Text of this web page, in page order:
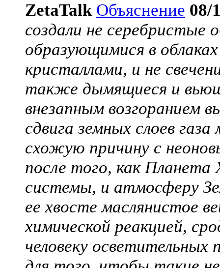
ZetaTalk Объяснение 08/
создали не серебристые
образующимися в
кристаллами, и не
также дымящиеся и
внезапным возгоранием
сдвига земных слоев
схожую причину с
после того, как Планета
системы, и атмосферу
ее хвосте маслянистое
химической реакцией,
человеку осветительных